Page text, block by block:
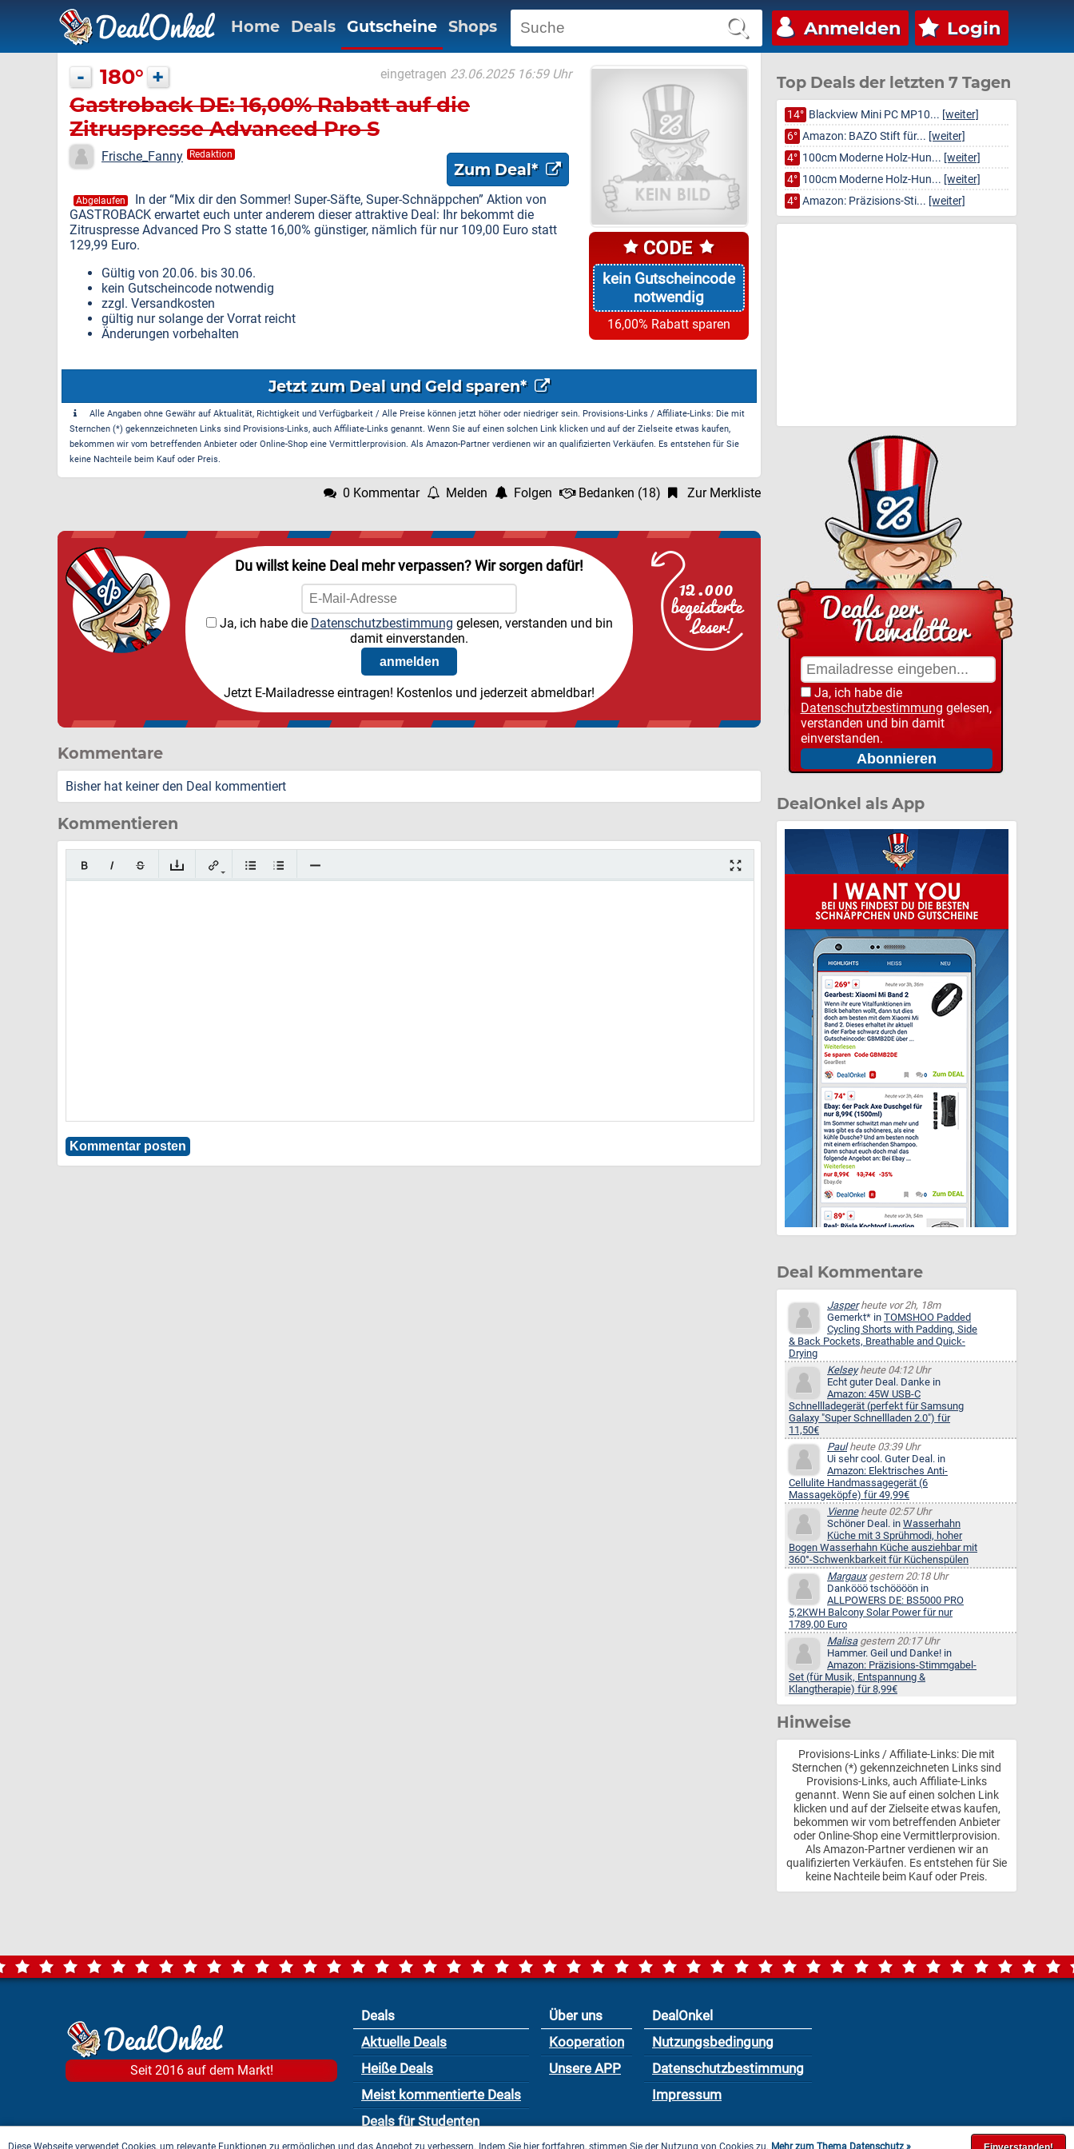
Anmelden Login
Home Deals Gutscheine Shops
kein Gutscheincode
notwendig
16,00% Rabatt sparen
- 180° + eingetragen 23.06.2025 16:59 Uhr
Gastroback DE: 16,00% Rabatt auf die
Zitruspresse Advanced Pro S
Frische_Fanny Redaktion
Zum Deal*
Abgelaufen
In der “Mix dir den Sommer! Super-Säfte, Super-Schnäppchen” Aktion von
GASTROBACK erwartet euch unter anderem dieser attraktive Deal: Ihr bekommt die
Zitruspresse Advanced Pro S statte 16,00% günstiger, nämlich für nur 109,00 Euro statt
129,99 Euro.
Gültig von 20.06. bis 30.06.
kein Gutscheincode notwendig
zzgl. Versandkosten
gültig nur solange der Vorrat reicht
Änderungen vorbehalten
Jetzt zum Deal und Geld sparen*
Alle Angaben ohne Gewähr auf Aktualität, Richtigkeit und Verfügbarkeit / Alle Preise können jetzt höher oder niedriger sein. Provisions-Links / Affiliate-Links: Die mit
Sternchen (*) gekennzeichneten Links sind Provisions-Links, auch Affiliate-Links genannt. Wenn Sie auf einen solchen Link klicken und auf der Zielseite etwas kaufen,
bekommen wir vom betreffenden Anbieter oder Online-Shop eine Vermittlerprovision. Als Amazon-Partner verdienen wir an qualifizierten Verkäufen. Es entstehen für Sie
keine Nachteile beim Kauf oder Preis.
0 Kommentar Melden Folgen Bedanken (18) Zur Merkliste
Du willst keine Deal mehr verpassen? Wir sorgen dafür!
Ja, ich habe die Datenschutzbestimmung gelesen, verstanden und bin
damit einverstanden.
Jetzt E-Mailadresse eintragen! Kostenlos und jederzeit abmeldbar!
Kommentare
Bisher hat keiner den Deal kommentiert
Kommentieren
Top Deals der letzten 7 Tagen
14° Blackview Mini PC MP10... [weiter]
6° Amazon: BAZO Stift für... [weiter]
4° 100cm Moderne Holz-Hun... [weiter]
4° 100cm Moderne Holz-Hun... [weiter]
4° Amazon: Präzisions-Sti... [weiter]
Ja, ich habe die
Datenschutzbestimmung gelesen,
verstanden und bin damit
einverstanden.
DealOnkel als App
Deal Kommentare
Jasperheute vor 2h, 18m
Gemerkt* in TOMSHOO Padded
Cycling Shorts with Padding, Side
& Back Pockets, Breathable and Quick-
Drying
Kelseyheute 04:12 Uhr
Echt guter Deal. Danke in
Amazon: 45W USB-C
Schnellladegerät (perfekt für Samsung
Galaxy "Super Schnellladen 2.0") für
11,50€
Paulheute 03:39 Uhr
Ui sehr cool. Guter Deal. in
Amazon: Elektrisches Anti-
Cellulite Handmassagegerät (6
Massageköpfe) für 49,99€
Vienneheute 02:57 Uhr
Schöner Deal. in Wasserhahn
Küche mit 3 Sprühmodi, hoher
Bogen Wasserhahn Küche ausziehbar mit
360°-Schwenkbarkeit für Küchenspülen
Margauxgestern 20:18 Uhr
Dankööö tschöööön in
ALLPOWERS DE: BS5000 PRO
5,2KWH Balcony Solar Power für nur
1789,00 Euro
Malisagestern 20:17 Uhr
Hammer. Geil und Danke! in
Amazon: Präzisions-Stimmgabel-
Set (für Musik, Entspannung &
Klangtherapie) für 8,99€
Hinweise
Provisions-Links / Affiliate-Links: Die mit
Sternchen (*) gekennzeichneten Links sind
Provisions-Links, auch Affiliate-Links
genannt. Wenn Sie auf einen solchen Link
klicken und auf der Zielseite etwas kaufen,
bekommen wir vom betreffenden Anbieter
oder Online-Shop eine Vermittlerprovision.
Als Amazon-Partner verdienen wir an
qualifizierten Verkäufen. Es entstehen für Sie
keine Nachteile beim Kauf oder Preis.
Seit 2016 auf dem Markt!
Deals
Aktuelle Deals
Heiße Deals
Meist kommentierte Deals
Deals für Studenten
Über uns
Kooperation
Unsere APP
DealOnkel
Nutzungsbedingung
Datenschutzbestimmung
Impressum
Diese Webseite verwendet Cookies, um relevante Funktionen zu ermöglichen und das Angebot zu verbessern. Indem Sie hier fortfahren, stimmen Sie der Nutzung von Cookies zu. Mehr zum Thema Datenschutz »